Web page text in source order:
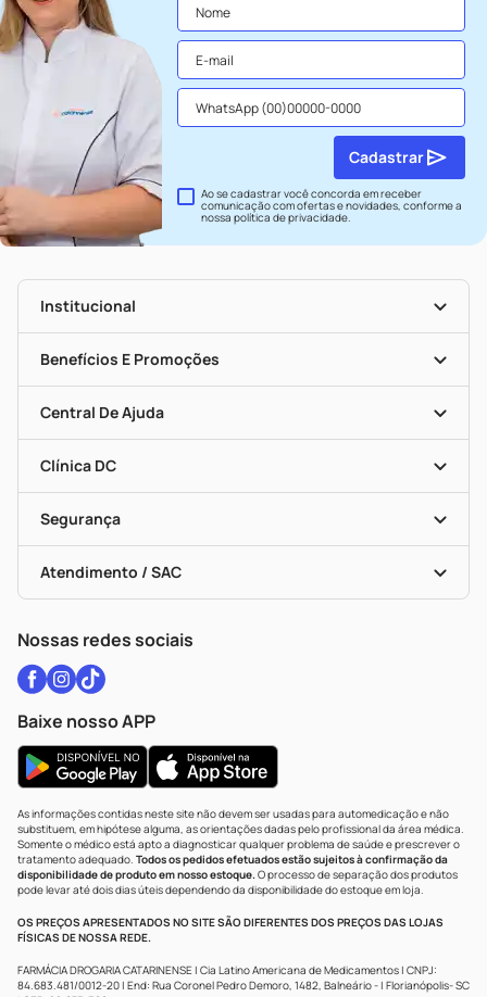
Ao se cadastrar você concorda em receber
comunicação com ofertas e novidades, conforme a
nossapolítica de privacidade.
Cadastrar
Institucional
Nossas Lojas
Seja Uma Loja Parceira
Mapa De Categorias
Benefícios E Promoções
Convênios
Programa Popular Do Brasil
Encarte De Ofertas
Dermaclub
Cupons E Ofertas
Black Friday
Central De Ajuda
Recompra Programada
Alomed
Formas De Pagamento
Troca E Devolução
Bulas De A A Z
Políticas De Marketplace
Clínica DC
Serviços Farmacêuticos
Testes Rápidos
Autoteste Covid-19
Vacinas
Segurança
Portal Da Privacidade
Atendimento / SAC
Nossas redes sociais
Baixe nosso APP
As informações contidas neste site não devem ser usadas para automedicação e não
substituem, em hipótese alguma, as orientações dadas pelo profissional da área médica.
Somente o médico está apto a diagnosticar qualquer problema de saúde e prescrever o
tratamento adequado. Todos os pedidos efetuados estão sujeitos à confirmação da
disponibilidade de produto em nosso estoque.O processo de separação dos produtos
pode levar até dois dias úteis dependendo da disponibilidade do estoque em loja.
OS PREÇOS APRESENTADOS NO SITE SÃO DIFERENTES DOS PREÇOS DAS LOJAS
FÍSICAS DE NOSSA REDE.
FARMÁCIA DROGARIA CATARINENSE | Cia Latino Americana de Medicamentos | CNPJ:
84.683.481/0012-20 | End: Rua Coronel Pedro Demoro, 1482, Balneário - | Florianópolis- SC